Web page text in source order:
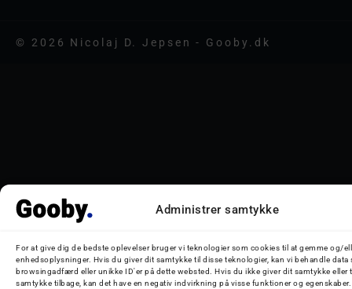
Administrer samtykke
For at give dig de bedste oplevelser bruger vi teknologier som cookies til at gemme og/
enhedsoplysninger. Hvis du giver dit samtykke til disse teknologier, kan vi behandle data
browsingadfærd eller unikke ID'er på dette websted. Hvis du ikke giver dit samtykke eller
samtykke tilbage, kan det have en negativ indvirkning på visse funktioner og egenskaber.
© 2026 Nicolaj D. Jepsen - Gooby.dk